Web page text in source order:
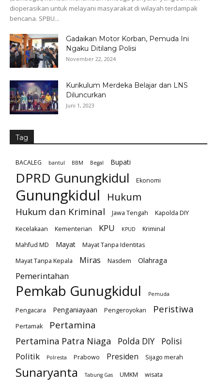
dioperasikan untuk melayani masyarakat di wilayah terdampak
bencana. SPBU...
Gadaikan Motor Korban, Pemuda Ini
Ngaku Ditilang Polisi
November 22, 2024
Kurikulum Merdeka Belajar dan LNS
Diluncurkan
Juni 1, 2023
Tag
BACALEG bantul BBM Begal Bupati
DPRD Gunungkidul Ekonomi
Gunungkidul Hukum
Hukum dan Kriminal Jawa Tengah
Kapolda DIY
Kecelakaan
Kementerian KPU KPUD
Kriminal
Mahfud MD
Mayat
Mayat Tanpa Identitas
Mayat Tanpa Kepala
Miras Nasdem Olahraga
Pemerintahan
Pemkab Gunugkidul Pemuda
Pengacara Penganiayaan Pengeroyokan Peristiwa
Pertamak Pertamina
Pertamina Patra Niaga Polda DIY
Polisi
Politik
Polresta Prabowo Presiden Sijago merah
Sunaryanta Tabung Gas UMKM wisata